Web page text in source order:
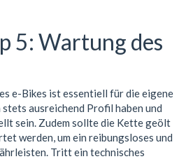
5: Wartung des
e-Bikes ist essentiell für die eigene
ausreichend Profil haben und
sein. Zudem sollte die Kette geölt
werden, um ein reibungsloses und
Tritt ein technisches